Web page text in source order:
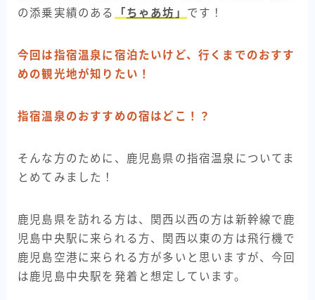
の添乗実績のある
「 ちゃあ坊 」 です！
今回は指宿温泉に宿泊たいけど、行くまでのおすす
めの観光地が知りたい！
指宿温泉のおすすめの宿はどこ！？
そんな方のために、鹿児島県の指宿温泉についてま
とめてみました！
鹿児島県を訪れる方は、関西以西の方は新幹線で鹿
児島中央駅に来られる方、関西以東の方は飛行機で
鹿児島空港に来られる方が多いと思いますが、今回
は鹿児島中央駅を発着と想定しています。